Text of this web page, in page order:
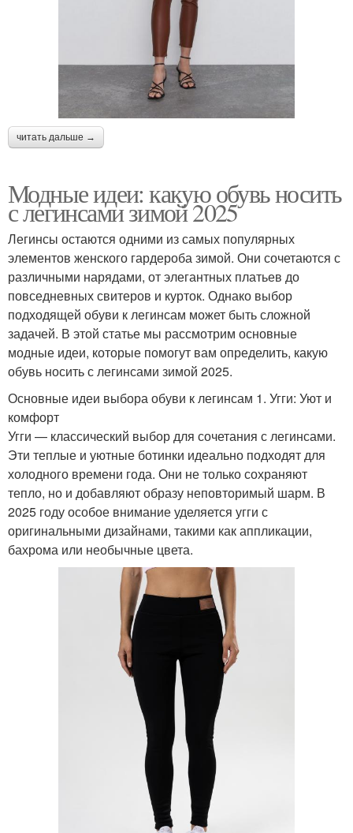
читать дальше →
Модные идеи: какую обувь носить
с легинсами зимой 2025
Легинсы остаются одними из самых популярных
элементов женского гардероба зимой. Они сочетаются с
различными нарядами, от элегантных платьев до
повседневных свитеров и курток. Однако выбор
подходящей обуви к легинсам может быть сложной
задачей. В этой статье мы рассмотрим основные
модные идеи, которые помогут вам определить, какую
обувь носить с легинсами зимой 2025.
Основные идеи выбора обуви к легинсам 1. Угги: Уют и
комфорт
Угги — классический выбор для сочетания с легинсами.
Эти теплые и уютные ботинки идеально подходят для
холодного времени года. Они не только сохраняют
тепло, но и добавляют образу неповторимый шарм. В
2025 году особое внимание уделяется угги с
оригинальными дизайнами, такими как аппликации,
бахрома или необычные цвета.